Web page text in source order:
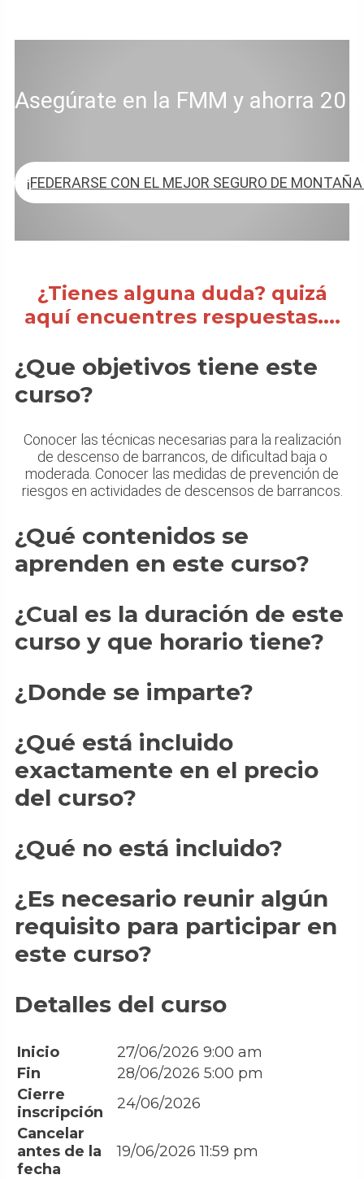
Asegúrate en la FMM y ahorra 20
¡FEDERARSE CON EL MEJOR SEGURO DE
¿Tienes alguna duda? quizá
aquí encuentres respuestas....
¿Que objetivos tiene este
curso?
Conocer las técnicas necesarias para la realización
de descenso de barrancos, de dificultad baja o
moderada. Conocer las medidas de prevención de
riesgos en actividades de descensos de barrancos.
¿Qué contenidos se
aprenden en este curso?
¿Cual es la duración de este
curso y que horario tiene?
¿Donde se imparte?
¿Qué está incluido
exactamente en el precio
del curso?
¿Qué no está incluido?
¿Es necesario reunir algún
requisito para participar en
este curso?
Detalles del curso
Inicio
27/06/2026 9:00 am
Fin
28/06/2026 5:00 pm
Cierre
inscripción
24/06/2026
Cancelar
antes de la
fecha
19/06/2026 11:59 pm